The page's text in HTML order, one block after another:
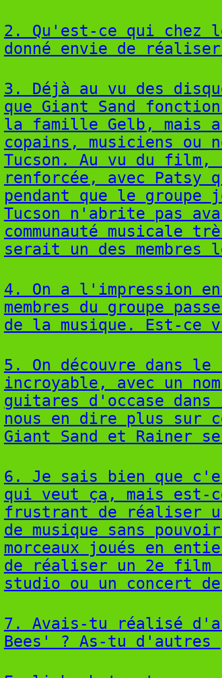
2. Qu'est-ce qui chez
donné envie de
3. Déjà au vu des
que Giant Sand
la famille Gelb, mais
copains, musiciens ou
Tucson. Au vu du
renforcée, avec Patsy
pendant que le groupe
Tucson n'abrite pas
communauté musicale
serait un des
4. On a l'impression
membres du groupe
de la musique. Est-ce
5. On découvre dans le
incroyable, avec un
guitares d'occase
nous en dire plus sur
Giant Sand et Rainer
6. Je sais bien que
qui veut ça, mais est-
frustrant de réaliser
de musique sans
morceaux joués en
de réaliser un 2e film
studio ou un concert
7. Avais-tu réalisé
Bees' ? As-tu